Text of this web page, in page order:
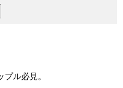
ル必見。